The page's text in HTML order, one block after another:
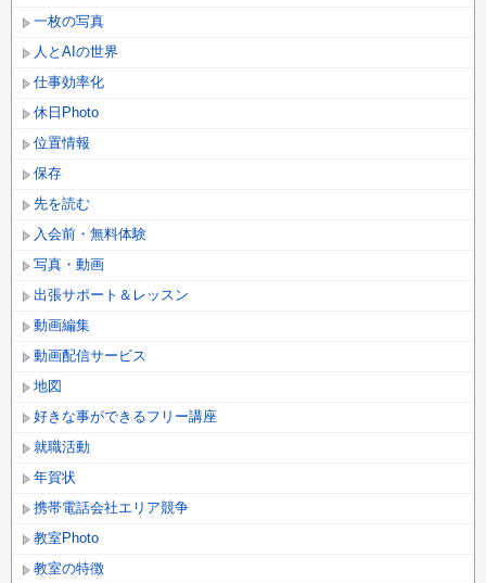
一枚の写真
人とAIの世界
仕事効率化
休日Photo
位置情報
保存
先を読む
入会前・無料体験
写真・動画
出張サポート＆レッスン
動画編集
動画配信サービス
地図
好きな事ができるフリー講座
就職活動
年賀状
携帯電話会社エリア競争
教室Photo
教室の特徴